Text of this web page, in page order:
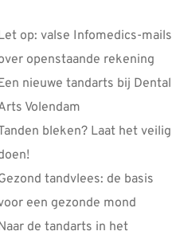
op: valse Infomedics-mails
openstaande rekening
nieuwe tandarts bij Dental
Volendam
bleken? Laat het veilig
tandvlees: de basis
een gezonde mond
de tandarts in het